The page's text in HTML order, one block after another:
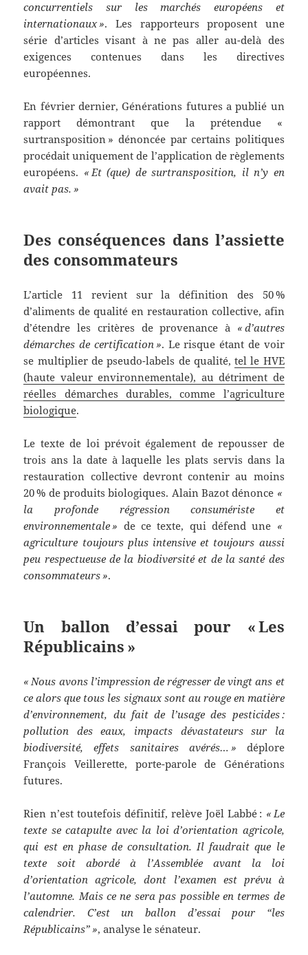
concurrentiels sur les marchés européens et
internationaux ». Les rapporteurs proposent une
série d’articles visant à ne pas aller au-delà des
exigences contenues dans les directives
européennes.
En février dernier, Générations futures a publié un
rapport démontrant que la prétendue «
surtransposition » dénoncée par certains politiques
procédait uniquement de l’application de règlements
européens. « Et (que) de surtransposition, il n’y en
avait pas. »
Des conséquences dans l’assiette
des consommateurs
L’article 11 revient sur la définition des 50 %
d’aliments de qualité en restauration collective, afin
d’étendre les critères de provenance à « d’autres
démarches de certification ». Le risque étant de voir
se multiplier de pseudo-labels de qualité,tel le HVE
(haute valeur environ­nementale), au détriment de
réelles démarches durables, comme l’agriculture
biologique.
Le texte de loi prévoit également de repousser de
trois ans la date à laquelle les plats servis dans la
restauration collective devront contenir au moins
20 % de produits biologiques. Alain Bazot dénonce «
la profonde régression consumériste et
environnementale » de ce texte, qui défend une «
agriculture toujours plus intensive et toujours aussi
peu respectueuse de la biodiversité et de la santé des
consommateurs ».
Un ballon d’essai pour « Les
Républicains »
« Nous avons l’impression de régresser de vingt ans et
ce alors que tous les signaux sont au rouge en matière
d’environnement, du fait de l’usage des pesticides :
pollution des eaux, impacts dévastateurs sur la
biodiversité, effets sanitaires avérés… » déplore
François Veillerette, porte-parole de Générations
futures.
Rien n’est toutefois définitif, relève Joël Labbé : « Le
texte se catapulte avec la loi d’orientation agricole,
qui est en phase de consultation. Il faudrait que le
texte soit abordé à l’Assemblée avant la loi
d’orientation agricole, dont l’examen est prévu à
l’automne. Mais ce ne sera pas possible en termes de
calendrier. C’est un ballon d’essai pour “les
Républicains” », analyse le sénateur.